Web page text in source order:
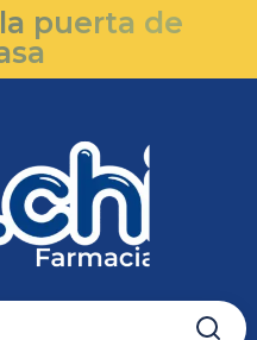
puerta de